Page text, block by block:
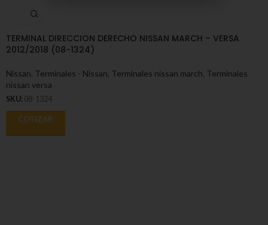
TERMINAL DIRECCION DERECHO NISSAN MARCH – VERSA
2012/2018 (08-1324)
Nissan, Terminales - Nissan, Terminales nissan march, Terminales
nissan versa
SKU: 08-1324
COTIZAR